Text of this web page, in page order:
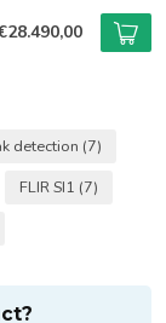
detection (7)
FLIR SI1 (7)